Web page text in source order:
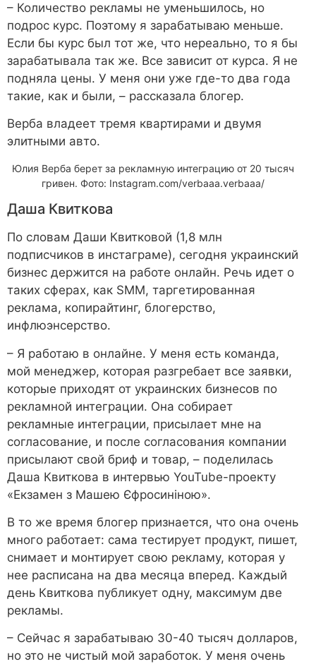
– Количество рекламы не уменьшилось, но
подрос курс. Поэтому я зарабатываю меньше.
Если бы курс был тот же, что нереально, то я бы
зарабатывала так же. Все зависит от курса. Я не
подняла цены. У меня они уже где-то два года
такие, как и были, – рассказала блогер.
Верба владеет тремя квартирами и двумя
элитными авто.
Юлия Верба берет за рекламную интеграцию от 20 тысяч
гривен. Фото: Instagram.com/verbaaa.verbaaa/
Даша Квиткова
По словам Даши Квитковой (1,8 млн
подписчиков в инстаграме), сегодня украинский
бизнес держится на работе онлайн. Речь идет о
таких сферах, как SMM, таргетированная
реклама, копирайтинг, блогерство,
инфлюэнсерство.
– Я работаю в онлайне. У меня есть команда,
мой менеджер, которая разгребает все заявки,
которые приходят от украинских бизнесов по
рекламной интеграции. Она собирает
рекламные интеграции, присылает мне на
согласование, и после согласования компании
присылают свой бриф и товар, – поделилась
Даша Квиткова в интервью YouTube-проекту
«Екзамен з Машею Єфросиніною».
В то же время блогер признается, что она очень
много работает: сама тестирует продукт, пишет,
снимает и монтирует свою рекламу, которая у
нее расписана на два месяца вперед. Каждый
день Квиткова публикует одну, максимум две
рекламы.
– Сейчас я зарабатываю 30-40 тысяч долларов,
но это не чистый мой заработок. У меня очень